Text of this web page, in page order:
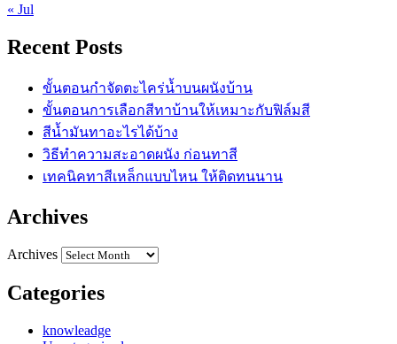
« Jul
Recent Posts
ขั้นตอนกำจัดตะไคร่น้ำบนผนังบ้าน
ขั้นตอนการเลือกสีทาบ้านให้เหมาะกับฟิล์มสี
สีน้ำมันทาอะไรได้บ้าง
วิธีทำความสะอาดผนัง ก่อนทาสี
เทคนิคทาสีเหล็กแบบไหน ให้ติดทนนาน
Archives
Archives
Categories
knowleadge